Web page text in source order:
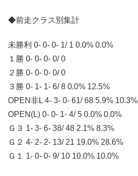
◆前走クラス別集計
未勝利 0- 0- 0- 1/ 1 0.0% 0.0%
１勝 0- 0- 0- 0/ 0
２勝 0- 0- 0- 0/ 0
３勝 0- 1- 1- 6/ 8 0.0% 12.5%
OPEN非L 4- 3- 0- 61/ 68 5.9% 10.3%
OPEN(L) 0- 0- 1- 4/ 5 0.0% 0.0%
Ｇ３ 1- 3- 6- 38/ 48 2.1% 8.3%
Ｇ２ 4- 2- 2- 13/ 21 19.0% 28.6%
Ｇ１ 1- 0- 0- 9/ 10 10.0% 10.0%